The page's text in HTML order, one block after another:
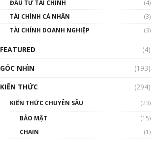
Phổ cập Blockchain
00:02:14
Nhìn lại năm 2022: Những
nhân vật ảnh hưởng nhất
hệ sinh thái tiền mã hoá |
ĐẦU TƯ TÀI CHÍNH
(4)
TÀI CHÍNH CÁ NHÂN
(3)
TÀI CHÍNH DOANH NGHIỆP
(3)
FEATURED
(4)
GÓC NHÌN
(193)
KIẾN THỨC
(294)
KIẾN THỨC CHUYÊN SÂU
(23)
BẢO MẬT
(15)
CHAIN
(1)